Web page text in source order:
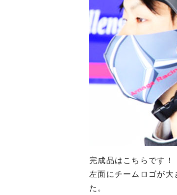
完成品はこちらです！
左面にチームロゴが
た。